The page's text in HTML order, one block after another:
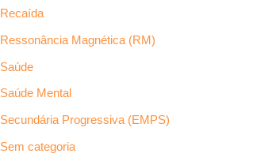
Recaída
Ressonância Magnética (RM)
Saúde
Saúde Mental
Secundária Progressiva (EMPS)
Sem categoria